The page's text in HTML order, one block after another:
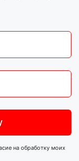
на обработку моих